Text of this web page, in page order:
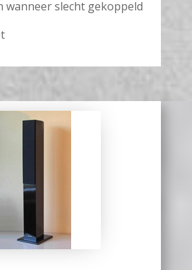
wanneer slecht gekoppeld